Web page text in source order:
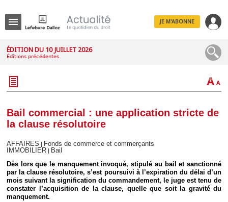
JE M'ABONNE
ÉDITION DU 10 JUILLET 2026
Éditions précédentes
Bail commercial : une application stricte de
la clause résolutoire
AFFAIRES
Fonds de commerce et commerçants
IMMOBILIER
Bail
Dès lors que le manquement invoqué, stipulé au bail et sanctionné
par la clause résolutoire, s’est poursuivi à l’expiration du délai d’un
mois suivant la signification du commandement, le juge est tenu de
constater l’acquisition de la clause, quelle que soit la gravité du
manquement.